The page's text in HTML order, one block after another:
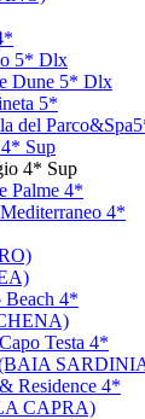
5* Dlx
Dune 5* Dlx
5*
del
Sup
4* Sup
Palme 4*
4*
Beach 4*
Testa 4*
Residence 4*
CAPRA)